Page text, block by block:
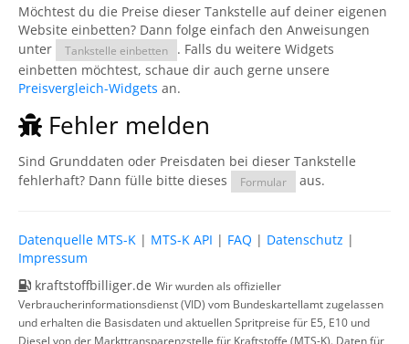
Möchtest du die Preise dieser Tankstelle auf deiner eigenen
Website einbetten? Dann folge einfach den Anweisungen
unter
Tankstelle einbetten
. Falls du weitere Widgets
einbetten möchtest, schaue dir auch gerne unsere
Preisvergleich-Widgets an.
Fehler melden
Sind Grunddaten oder Preisdaten bei dieser Tankstelle
fehlerhaft? Dann fülle bitte dieses
Formular aus.
Datenquelle MTS-K | MTS-K API | FAQ | Datenschutz |
Impressum
kraftstoffbilliger.de Wir wurden als offizieller
Verbraucherinformationsdienst (VID) vom Bundeskartellamt zugelassen
und erhalten die Basisdaten und aktuellen Spritpreise für E5, E10 und
Diesel von der Markttransparenzstelle für Kraftstoffe (MTS-K). Daten für